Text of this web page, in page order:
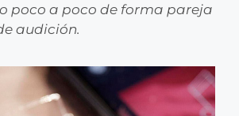
poco a poco de forma pareja
audición.